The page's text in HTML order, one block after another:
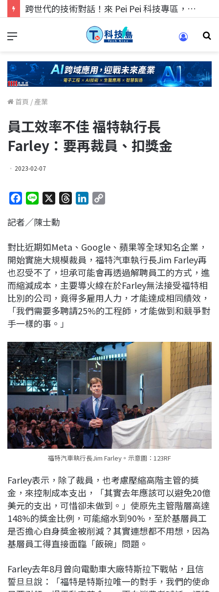
跨世代的技術對話！來 Pei Pei 科技專區，用專業洞察引領學弟妹成長
首頁 / 產業
員工效率不佳 福特執行長
Farley：要再裁員、扣獎金
2023-02-07
c
b
o
o
k
n
a
d
s
e
d
I
n
L
i
n
k
記者／陳士勳
對比近期如Meta、Google、蘋果等全球知名企業，
開始實施大規模裁員，福特汽車執行長Jim Farley再
也忍受不了，坦承可能會再透過解聘員工的方式，進
而縮減成本，主要導火線在於Farley無法接受福特相
比別的公司，竟得多雇用人力，才能達成相同績效，
「我們需要多聘請25%的工程師，才能做到和競爭對
手一樣的事。」
福特汽車執行長Jim Farley。示意圖：123RF
Farley表示，除了裁員，也考慮壓縮高階主管的獎
金，來控制成本支出，「其實去年應該可以避免20億
美元的支出，可惜卻未做到。」使原先主管階層高達
148%的獎金比例，可能縮水到90%，至於基層員工
是否擔心自身獎金被削減？其實連想都不用想，因為
基層員工得直接面臨「飯碗」問題。
Farley去年8月曾向電動車大廠特斯拉下戰帖，且信
誓旦旦說：「福特是特斯拉唯一的對手，我們的使命